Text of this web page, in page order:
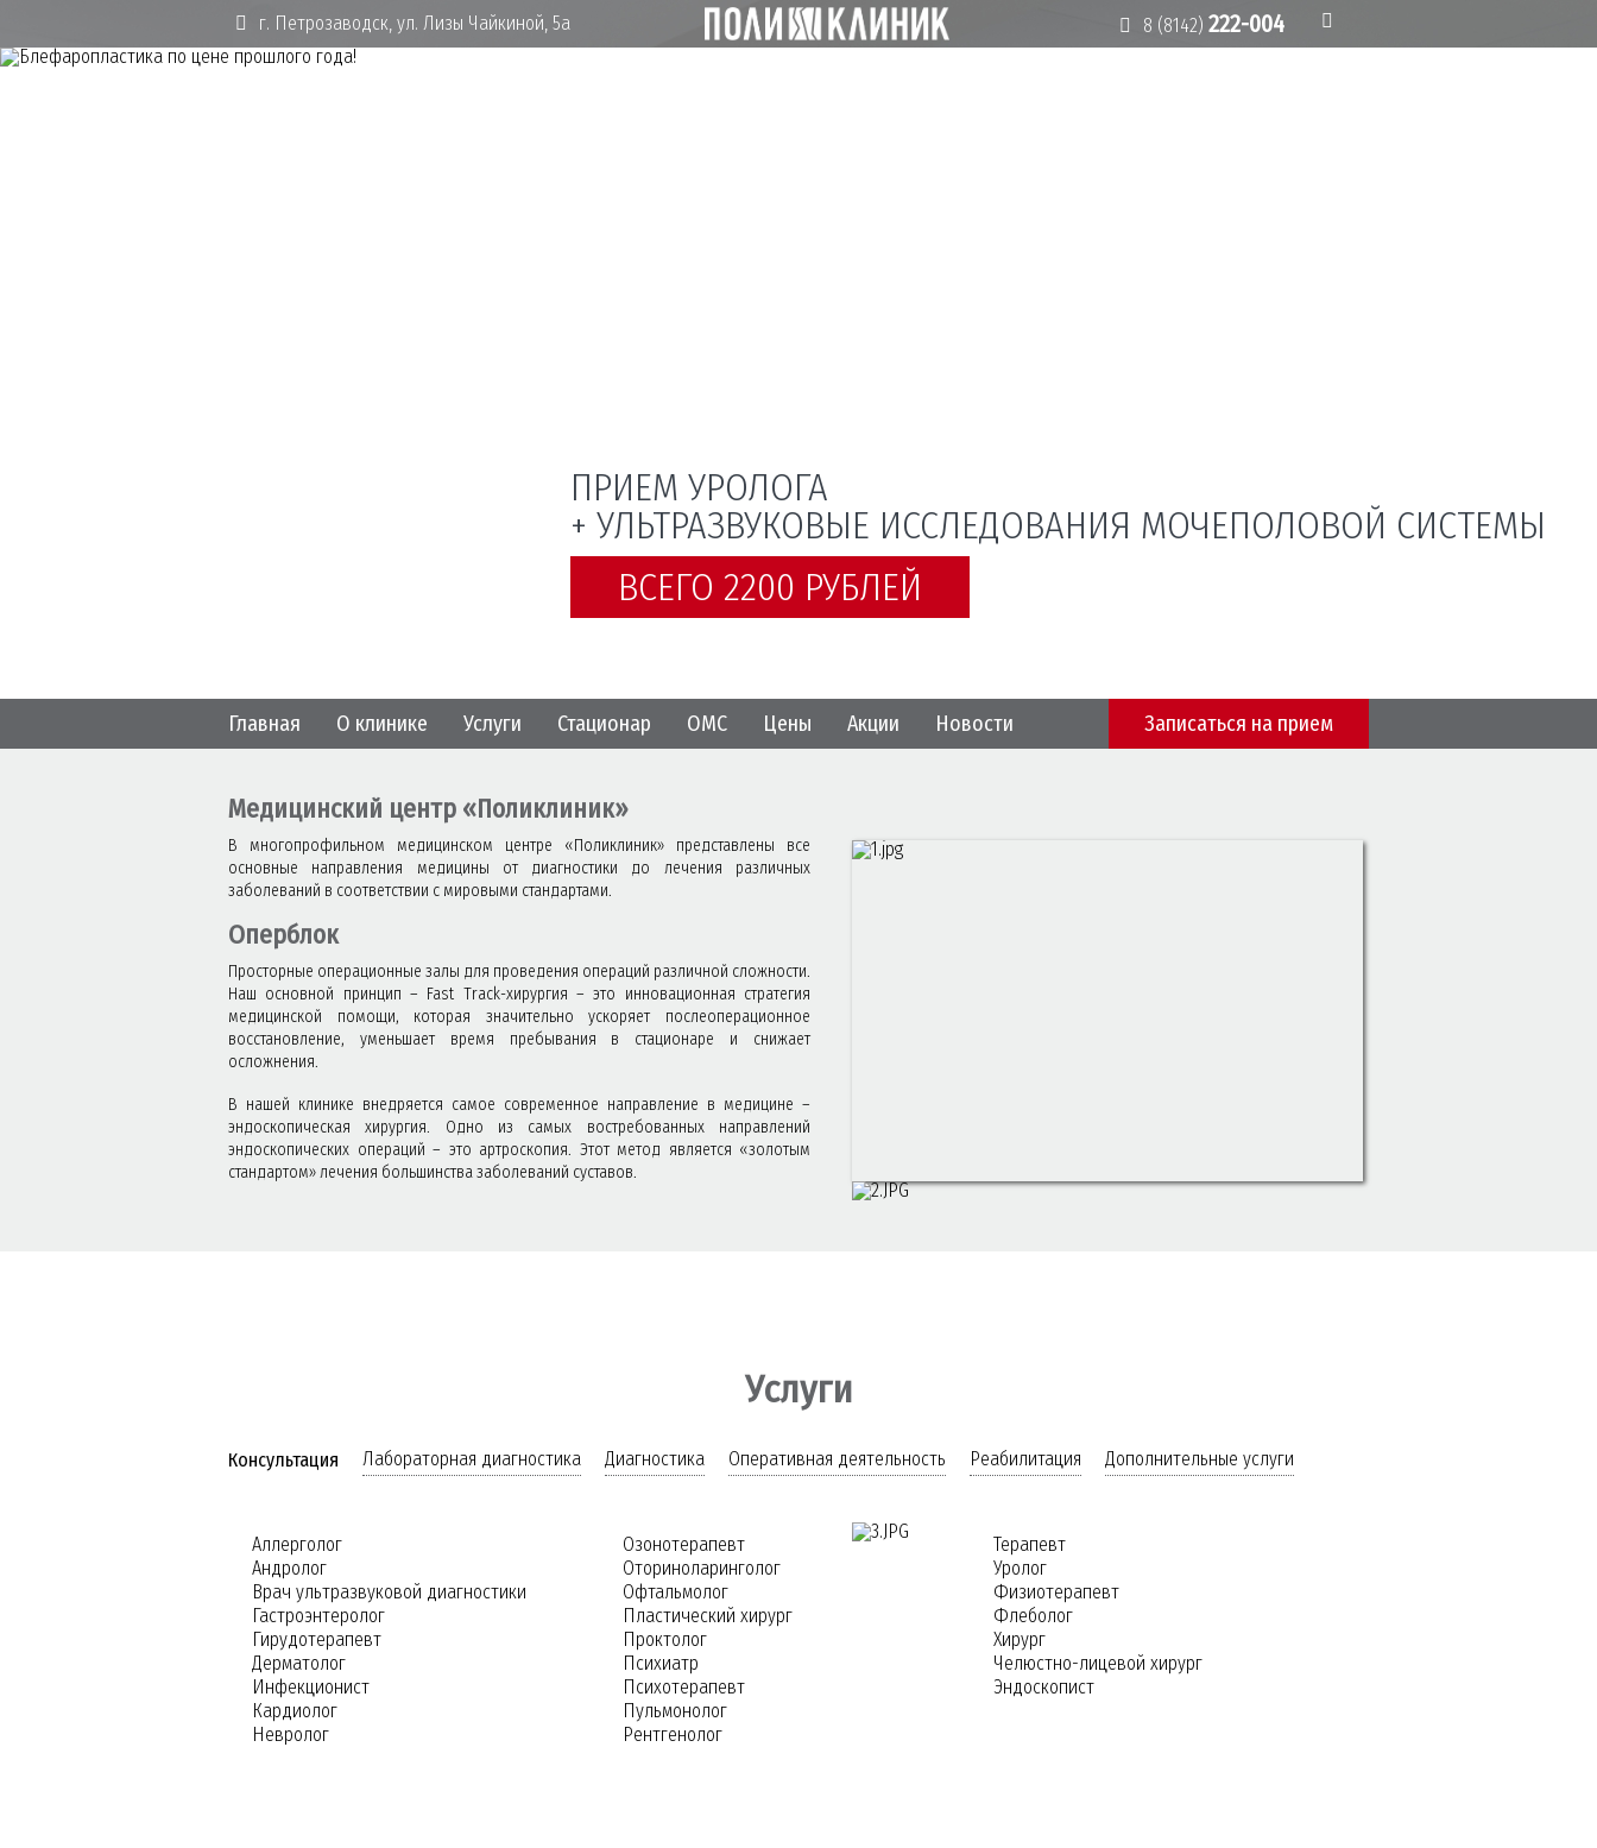
г. Петрозаводск, ул. Лизы Чайкиной, 5а 8 (8142)222-004
ПРИЕМ УРОЛОГА
+ УЛЬТРАЗВУКОВЫЕ ИССЛЕДОВАНИЯ МОЧЕПОЛОВОЙ СИСТЕМЫ
ВСЕГО 2200 РУБЛЕЙ
ПРОФЕССИОНАЛЬНЫЙ ПОДХОД
К ВАШЕЙ КРАСОТЕ И ЗДОРОВЬЮ
Главная О клинике Услуги Стационар ОМС Цены Акции Новости Записаться на приeм
Медицинский центр «Поликлиник»
В многопрофильном медицинском центре «Поликлиник» представлены все
основные направления медицины от диагностики до лечения различных
заболеваний в соответствии с мировыми стандартами.
Оперблок
Просторные операционные залы для проведения операций различной сложности.
Наш основной принцип – Fast Track-хирургия – это инновационная стратегия
медицинской помощи, которая значительно ускоряет послеоперационное
восстановление, уменьшает время пребывания в стационаре и снижает
осложнения.
В нашей клинике внедряется самое современное направление в медицине –
эндоскопическая хирургия. Одно из самых востребованных направлений
эндоскопических операций – это артроскопия. Этот метод является «золотым
стандартом» лечения большинства заболеваний суставов.
Услуги
Консультация Лабораторная диагностика Диагностика Оперативная деятельность Реабилитация Дополнительные услуги
Аллерголог
Андролог
Врач ультразвуковой диагностики
Гастроэнтеролог
Гирудотерапевт
Дерматолог
Инфекционист
Кардиолог
Невролог
Озонотерапевт
Оториноларинголог
Офтальмолог
Пластический хирург
Проктолог
Психиатр
Психотерапевт
Пульмонолог
Рентгенолог
Терапевт
Уролог
Физиотерапевт
Флеболог
Хирург
Челюстно-лицевой хирург
Эндоскопист